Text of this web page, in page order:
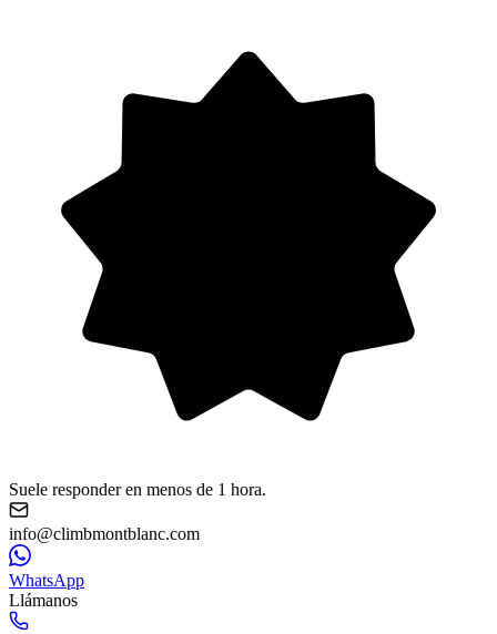
Suele responder en menos de 1 hora.
info@climbmontblanc.com
WhatsApp
Llámanos